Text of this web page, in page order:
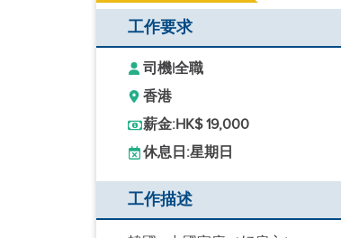
工作要求
司機|全職
香港
薪金:HK$ 19,000
休息日:星期日
工作描述